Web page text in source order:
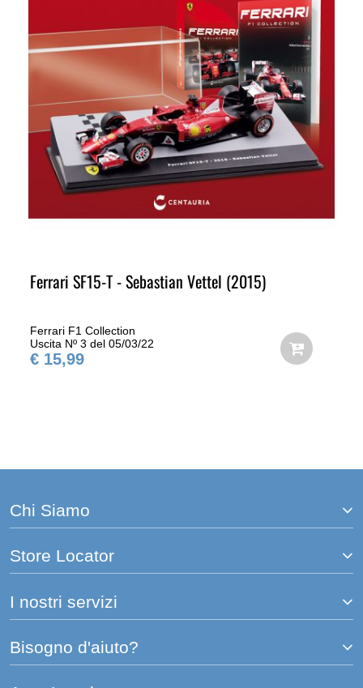
Ferrari SF15-T - Sebastian Vettel (2015)
Ferrari F1 Collection
Uscita Nº 3 del 05/03/22
€ 15,99
Chi Siamo
Store Locator
I nostri servizi
Bisogno d'aiuto?